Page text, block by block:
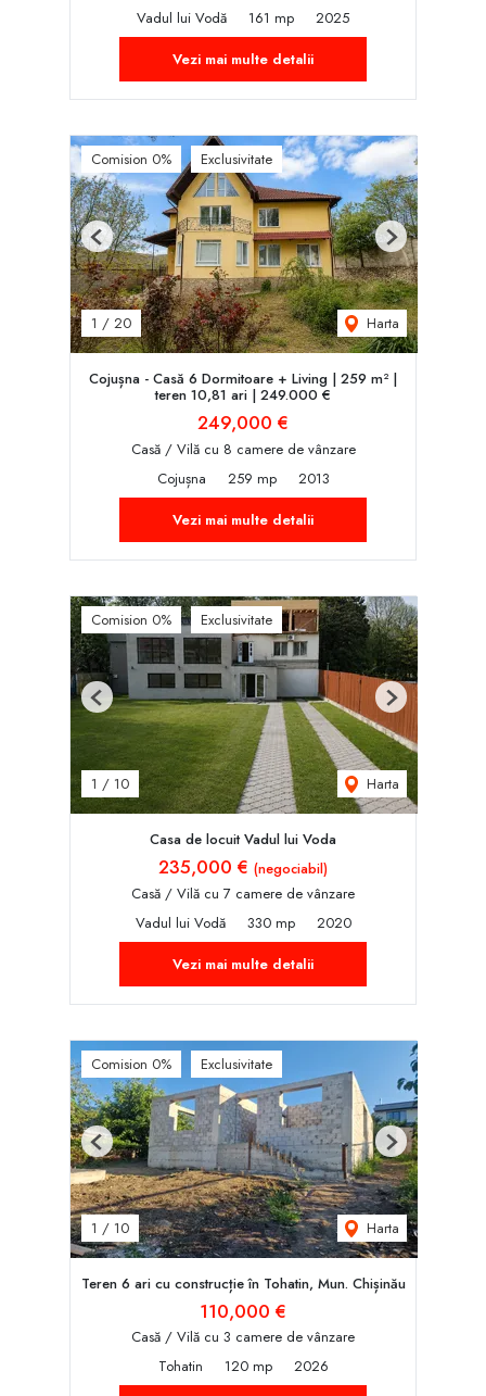
Vadul lui Vodă
161 mp
2025
Vezi mai multe detalii
Comision 0% Exclusivitate
1 / 20 Harta
Previous Next
Cojușna - Casă 6 Dormitoare + Living | 259 m² |
teren 10,81 ari | 249.000 €
249,000 €
Casă / Vilă cu 8 camere de vânzare
Cojușna
259 mp
2013
Vezi mai multe detalii
Comision 0% Exclusivitate
1 / 10 Harta
Previous Next
Casa de locuit Vadul lui Voda
235,000 € (negociabil)
Casă / Vilă cu 7 camere de vânzare
Vadul lui Vodă
330 mp
2020
Vezi mai multe detalii
Comision 0% Exclusivitate
1 / 10 Harta
Previous Next
Teren 6 ari cu construcție în Tohatin, Mun. Chișinău
110,000 €
Casă / Vilă cu 3 camere de vânzare
Tohatin
120 mp
2026